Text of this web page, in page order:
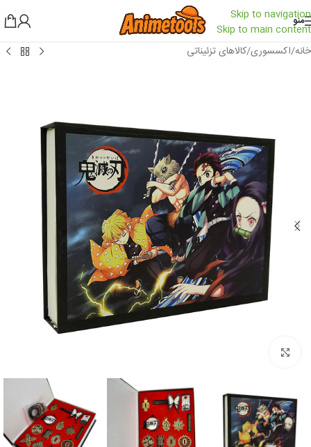
Skip to navigation
Skip to main content
منو
خانه/اکسسوری/کالاهای تزئیناتی